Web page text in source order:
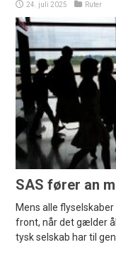
24. juli 2025 Ruter
SAS fører an
Mens alle
front, når det gælder
tysk selskab har til